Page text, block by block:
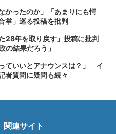
かったのか」「あまりにも愕
掌」巡る投稿を批判
28年を取り戻す」投稿に批判
の結果だろう」
ていいとアナウンスは？」 イ
者質問に疑問も続々
関連サイト